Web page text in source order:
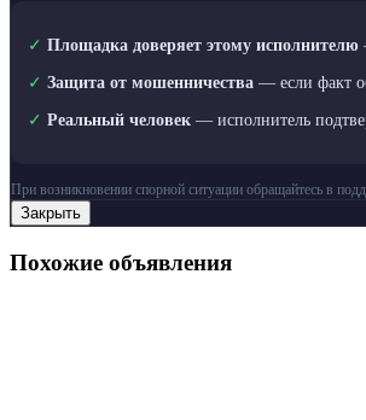
✓ Площадка доверяет этому исполнителю
✓ Защита от мошенничества — если факт
✓ Реальный человек — исполнитель
При возникновении спорной ситуации обращайтесь в
Закрыть
Похожие объявления